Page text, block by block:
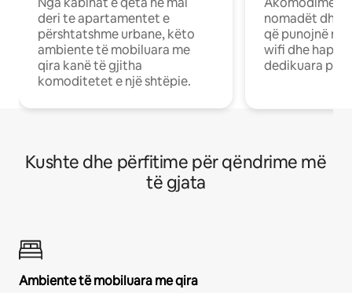
deri te apartamentet e
përshtatshme urbane, këto
ambiente të mobiluara me
qira kanë të gjitha
komoditetet e një shtëpie.
nomadët dhe
që punojnë në
wifi dhe
dedikuara
Kushte dhe përfitime për qëndrime më
të gjata
Ambiente të mobiluara me qira